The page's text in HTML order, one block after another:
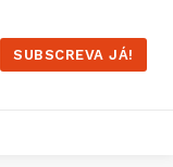
SUBSCREVA JÁ!